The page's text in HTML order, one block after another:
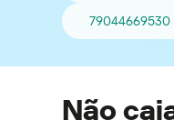
79044669530
Não